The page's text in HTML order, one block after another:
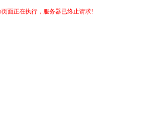
页面正在执行，服务器已终止请求!